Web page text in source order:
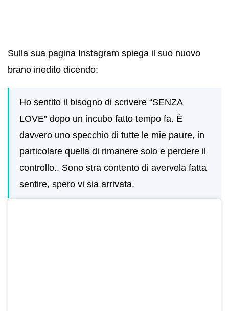
Sulla sua pagina Instagram spiega il suo nuovo
brano inedito dicendo:
Ho sentito il bisogno di scrivere “SENZA
LOVE” dopo un incubo fatto tempo fa. È
davvero uno specchio di tutte le mie paure, in
particolare quella di rimanere solo e perdere il
controllo.. Sono stra contento di avervela fatta
sentire, spero vi sia arrivata.